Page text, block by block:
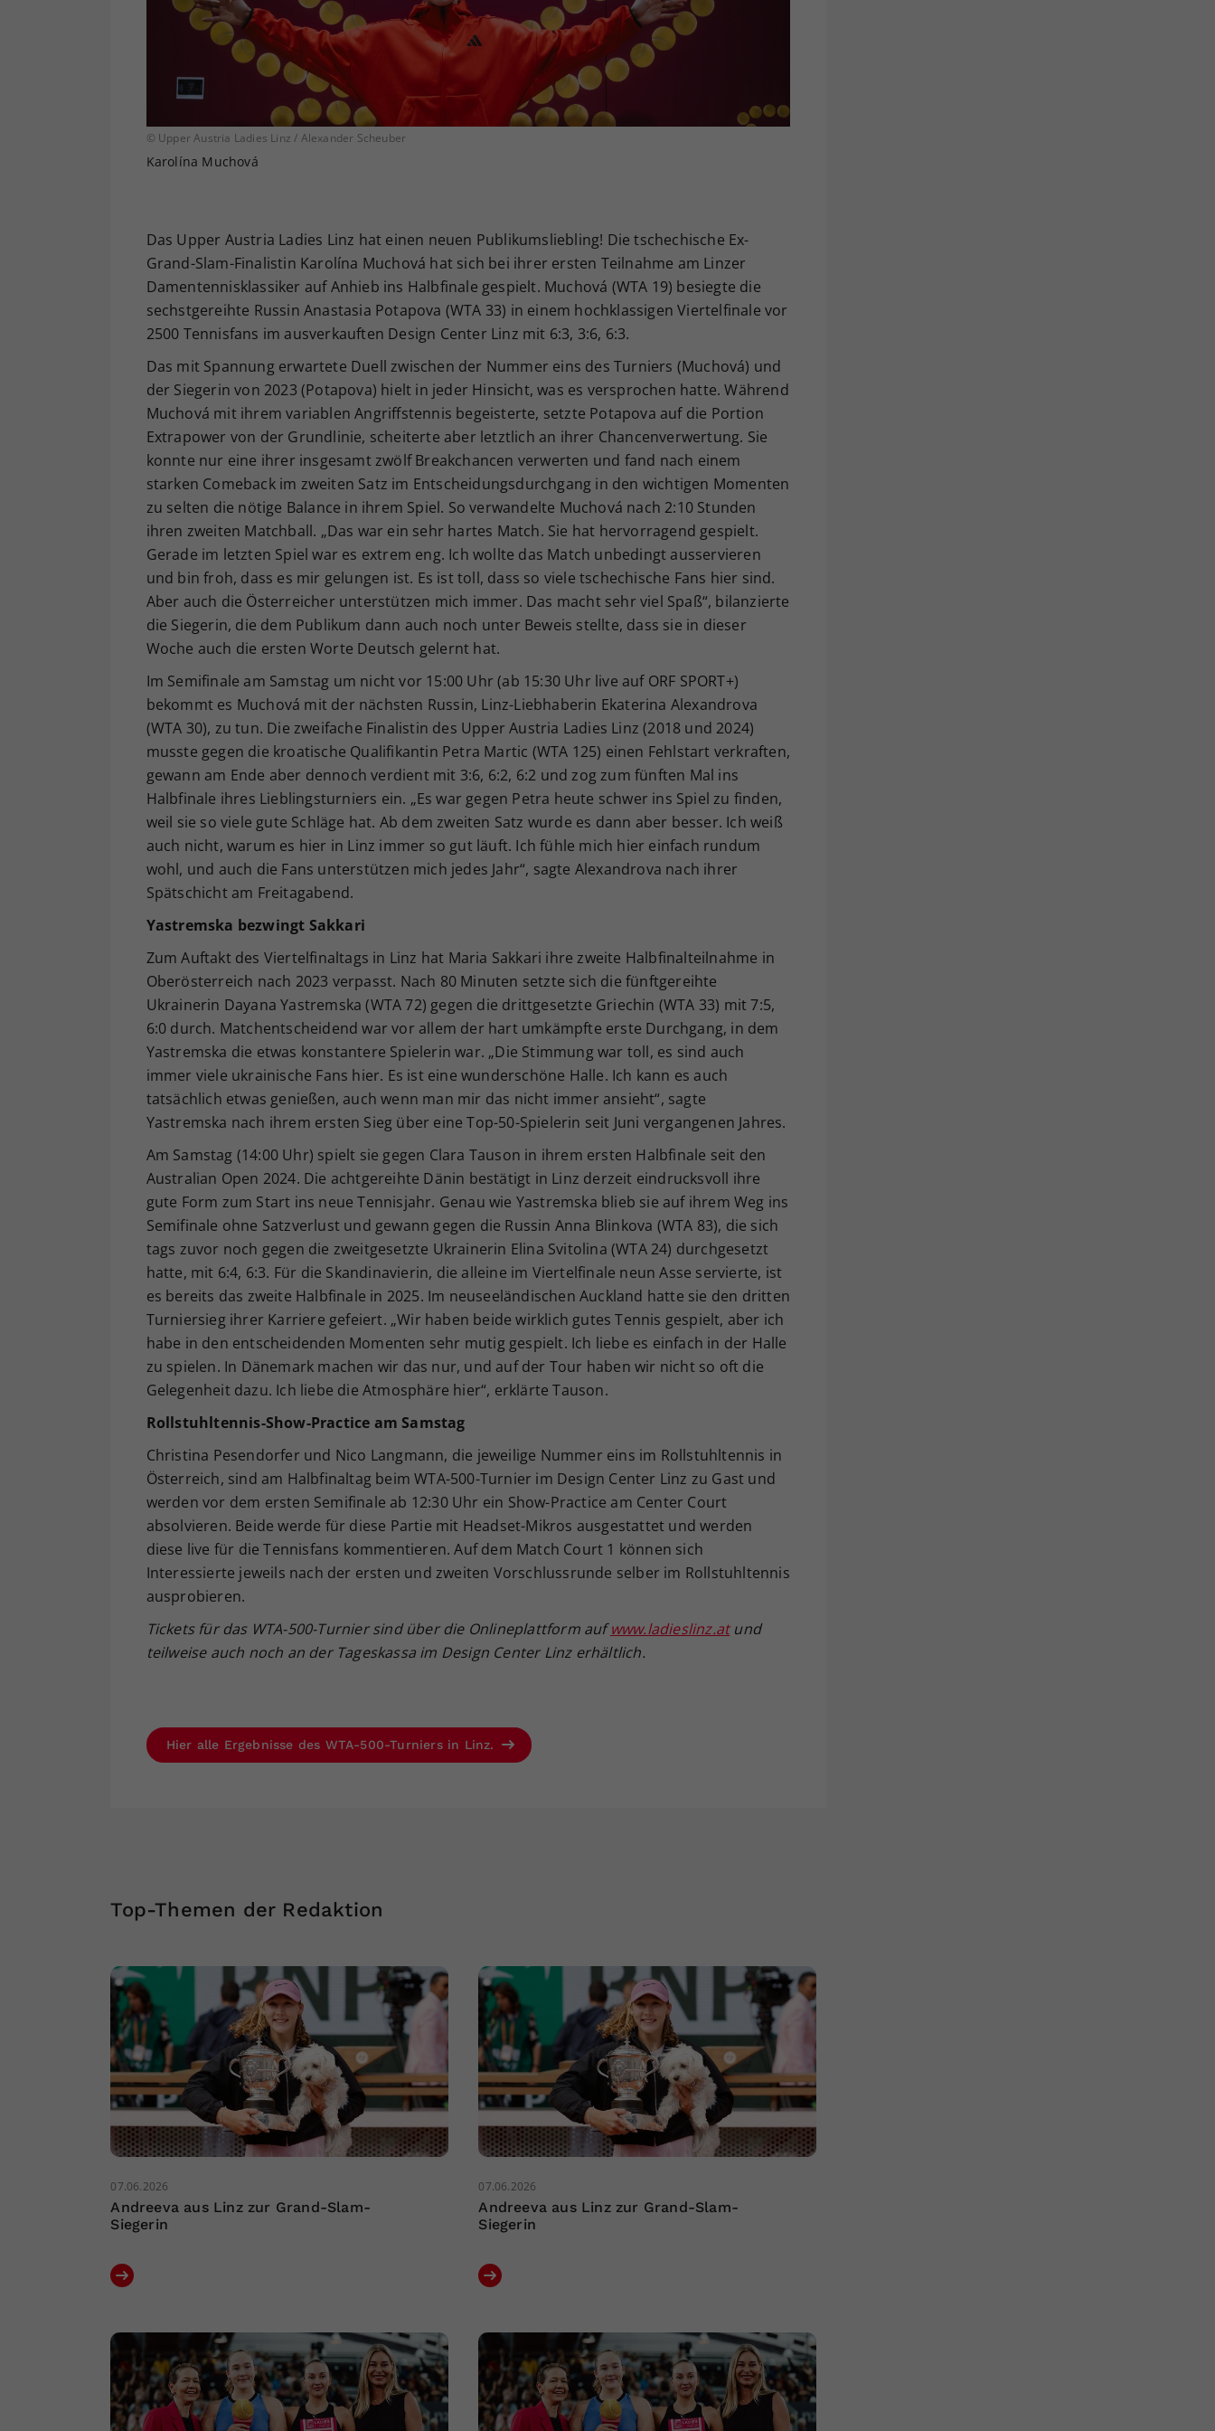
© Upper Austria Ladies Linz / Alexander Scheuber
Karolína Muchová
Das Upper Austria Ladies Linz hat einen neuen Publikumsliebling! Die tschechische Ex-
Grand-Slam-Finalistin Karolína Muchová hat sich bei ihrer ersten Teilnahme am Linzer
Damentennisklassiker auf Anhieb ins Halbfinale gespielt. Muchová (WTA 19) besiegte die
sechstgereihte Russin Anastasia Potapova (WTA 33) in einem hochklassigen Viertelfinale vor
2500 Tennisfans im ausverkauften Design Center Linz mit 6:3, 3:6, 6:3.
Das mit Spannung erwartete Duell zwischen der Nummer eins des Turniers (Muchová) und
der Siegerin von 2023 (Potapova) hielt in jeder Hinsicht, was es versprochen hatte. Während
Muchová mit ihrem variablen Angriffstennis begeisterte, setzte Potapova auf die Portion
Extrapower von der Grundlinie, scheiterte aber letztlich an ihrer Chancenverwertung. Sie
konnte nur eine ihrer insgesamt zwölf Breakchancen verwerten und fand nach einem
starken Comeback im zweiten Satz im Entscheidungsdurchgang in den wichtigen Momenten
zu selten die nötige Balance in ihrem Spiel. So verwandelte Muchová nach 2:10 Stunden
ihren zweiten Matchball. „Das war ein sehr hartes Match. Sie hat hervorragend gespielt.
Gerade im letzten Spiel war es extrem eng. Ich wollte das Match unbedingt ausservieren
und bin froh, dass es mir gelungen ist. Es ist toll, dass so viele tschechische Fans hier sind.
Aber auch die Österreicher unterstützen mich immer. Das macht sehr viel Spaß“, bilanzierte
die Siegerin, die dem Publikum dann auch noch unter Beweis stellte, dass sie in dieser
Woche auch die ersten Worte Deutsch gelernt hat.
Im Semifinale am Samstag um nicht vor 15:00 Uhr (ab 15:30 Uhr live auf ORF SPORT+)
bekommt es Muchová mit der nächsten Russin, Linz-Liebhaberin Ekaterina Alexandrova
(WTA 30), zu tun. Die zweifache Finalistin des Upper Austria Ladies Linz (2018 und 2024)
musste gegen die kroatische Qualifikantin Petra Martic (WTA 125) einen Fehlstart verkraften,
gewann am Ende aber dennoch verdient mit 3:6, 6:2, 6:2 und zog zum fünften Mal ins
Halbfinale ihres Lieblingsturniers ein. „Es war gegen Petra heute schwer ins Spiel zu finden,
weil sie so viele gute Schläge hat. Ab dem zweiten Satz wurde es dann aber besser. Ich weiß
auch nicht, warum es hier in Linz immer so gut läuft. Ich fühle mich hier einfach rundum
wohl, und auch die Fans unterstützen mich jedes Jahr“, sagte Alexandrova nach ihrer
Spätschicht am Freitagabend.
Yastremska bezwingt Sakkari
Zum Auftakt des Viertelfinaltags in Linz hat Maria Sakkari ihre zweite Halbfinalteilnahme in
Oberösterreich nach 2023 verpasst. Nach 80 Minuten setzte sich die fünftgereihte
Ukrainerin Dayana Yastremska (WTA 72) gegen die drittgesetzte Griechin (WTA 33) mit 7:5,
6:0 durch. Matchentscheidend war vor allem der hart umkämpfte erste Durchgang, in dem
Yastremska die etwas konstantere Spielerin war. „Die Stimmung war toll, es sind auch
immer viele ukrainische Fans hier. Es ist eine wunderschöne Halle. Ich kann es auch
tatsächlich etwas genießen, auch wenn man mir das nicht immer ansieht“, sagte
Yastremska nach ihrem ersten Sieg über eine Top-50-Spielerin seit Juni vergangenen Jahres.
Am Samstag (14:00 Uhr) spielt sie gegen Clara Tauson in ihrem ersten Halbfinale seit den
Australian Open 2024. Die achtgereihte Dänin bestätigt in Linz derzeit eindrucksvoll ihre
gute Form zum Start ins neue Tennisjahr. Genau wie Yastremska blieb sie auf ihrem Weg ins
Semifinale ohne Satzverlust und gewann gegen die Russin Anna Blinkova (WTA 83), die sich
tags zuvor noch gegen die zweitgesetzte Ukrainerin Elina Svitolina (WTA 24) durchgesetzt
hatte, mit 6:4, 6:3. Für die Skandinavierin, die alleine im Viertelfinale neun Asse servierte, ist
es bereits das zweite Halbfinale in 2025. Im neuseeländischen Auckland hatte sie den dritten
Turniersieg ihrer Karriere gefeiert. „Wir haben beide wirklich gutes Tennis gespielt, aber ich
habe in den entscheidenden Momenten sehr mutig gespielt. Ich liebe es einfach in der Halle
zu spielen. In Dänemark machen wir das nur, und auf der Tour haben wir nicht so oft die
Gelegenheit dazu. Ich liebe die Atmosphäre hier“, erklärte Tauson.
Rollstuhltennis-Show-Practice am Samstag
Christina Pesendorfer und Nico Langmann, die jeweilige Nummer eins im Rollstuhltennis in
Österreich, sind am Halbfinaltag beim WTA-500-Turnier im Design Center Linz zu Gast und
werden vor dem ersten Semifinale ab 12:30 Uhr ein Show-Practice am Center Court
absolvieren. Beide werde für diese Partie mit Headset-Mikros ausgestattet und werden
diese live für die Tennisfans kommentieren. Auf dem Match Court 1 können sich
Interessierte jeweils nach der ersten und zweiten Vorschlussrunde selber im Rollstuhltennis
ausprobieren.
Tickets für das WTA-500-Turniersindüber die Onlineplattform auf www.ladieslinz.atund
teilweise auch noch an der Tageskassa im Design Center Linz erhältlich.
Hier alle Ergebnisse des WTA-500-Turniers in Linz.
Top-Themen der Redaktion
07.06.2026
Andreeva aus Linz zur Grand-Slam-
Siegerin
07.06.2026
Andreeva aus Linz zur Grand-Slam-
Siegerin
Ihrer vorgenommen Einstellungen, falls der
Webseiten-Betreiber dies eingestellt hat.